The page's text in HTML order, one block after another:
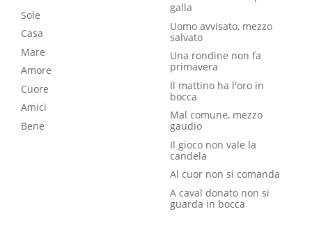
Sole
Casa
Mare
Amore
Cuore
Amici
Bene
galla
Uomo avvisato, mezzo
salvato
Una rondine non fa
primavera
Il mattino ha l'oro in
bocca
Mal comune, mezzo
gaudio
Il gioco non vale la
candela
Al cuor non si comanda
A caval donato non si
guarda in bocca